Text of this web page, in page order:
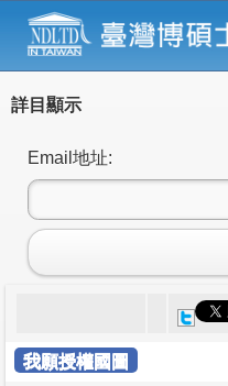
詳目顯示
Email地址:
我願授權國圖